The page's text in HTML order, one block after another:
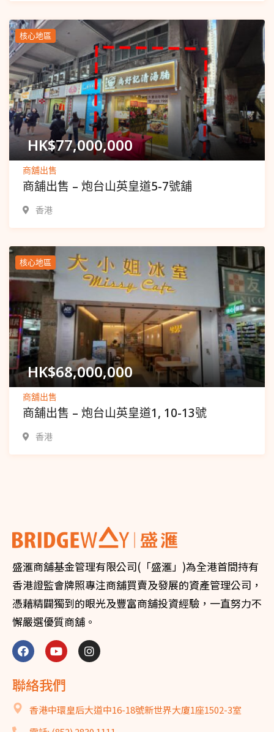
核心地區
HK$77,000,000
商舖出售
商舖出售 – 炮台山英皇道5-7號舖
Popular
香港
核心地區
HK$68,000,000
商舖出售
商舖出售 – 炮台山英皇道1, 10-13號
Popular
香港
盛滙商舖基金管理有限公司(「盛滙」)為全港首間持有
香港證監會牌照專注商舖買賣及發展的資產管理公司，
憑藉精闢獨到的眼光及豐富商舖投資經驗，一直努力不
懈嚴選優質商舖。
聯絡我們
香港中環皇后大道中16-18號新世界大廈1座1502-3室